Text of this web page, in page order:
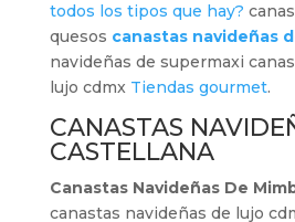
todos los tipos que hay?
quesos canastas navideñas
navideñas de supermaxi
lujo cdmx Tiendas gourmet.
CANASTAS
CASTELLANA
Canastas Navideñas De
canastas navideñas de lujo